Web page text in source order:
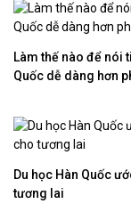
Làm thế nào để nói
Quốc dễ dàng hơn
Du học Hàn Quốc
tương lai